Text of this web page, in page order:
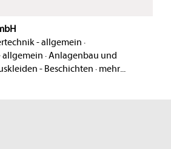
- allgemein ·
allgemein ·Anlagenbau und
- Beschichten · mehr...